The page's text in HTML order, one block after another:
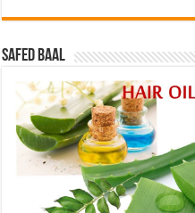
Safed baal